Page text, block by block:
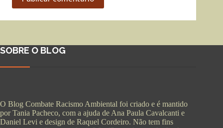
SOBRE O BLOG
O Blog Combate Racismo Ambiental foi criado e é mantido
por Tania Pacheco, com a ajuda de Ana Paula Cavalcanti e
Daniel Levi e design de Raquel Cordeiro. Não tem fins